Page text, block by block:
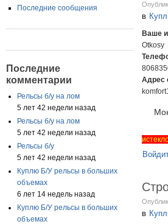
Последние сообщения
Последние
комментарии
Рельсы б/у на лом
5 лет 42 недели назад
Рельсы б/у на лом
5 лет 42 недели назад
Рельсы б/у
5 лет 42 недели назад
Куплю Б/У рельсы в больших
объемах
6 лет 14 недель назад
Куплю Б/У рельсы в больших
объемах
в
Ваше
Otkosy
Адрес
в